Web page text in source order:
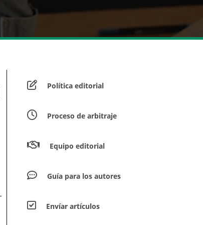
Política editorial
Proceso de arbitraje
Equipo editorial
Guía para los autores
Envíar artículos